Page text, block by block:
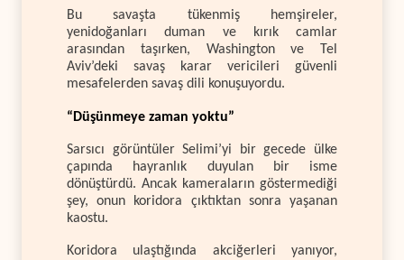
Bu savaşta tükenmiş hemşireler,
yenidoğanları duman ve kırık camlar
arasından taşırken, Washington ve Tel
Aviv’deki savaş karar vericileri güvenli
mesafelerden savaş dili konuşuyordu.
“Düşünmeye zaman yoktu”
Sarsıcı görüntüler Selimi’yi bir gecede ülke
çapında hayranlık duyulan bir isme
dönüştürdü. Ancak kameraların göstermediği
şey, onun koridora çıktıktan sonra yaşanan
kaostu.
Koridora ulaştığında akciğerleri yanıyor,